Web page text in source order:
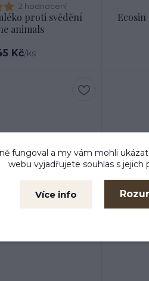
2 hodnocení
proti svědění
animals
Kč/ks
fungoval a my vám mohli
webu vyjadřujete souhlas s jejich
Více info